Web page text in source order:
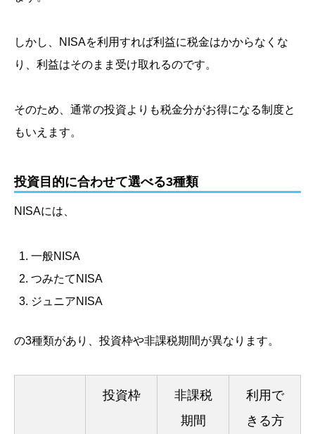
しかし、NISAを利用すれば利益に税金はかからなくな
り、利益はそのまま受け取れるのです。
そのため、通常の投資よりも税金分がお得になる制度と
もいえます。
投資目的に合わせて選べる3種類
NISAには、
一般NISA
つみたてNISA
ジュニアNISA
の3種類があり、投資枠や非課税期間が異なります。
投資枠
非課税
期間
利用で
きる方